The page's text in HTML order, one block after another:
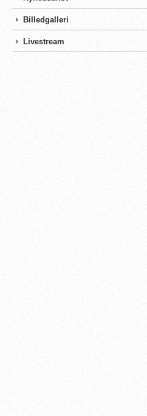
Billedgalleri
Livestream